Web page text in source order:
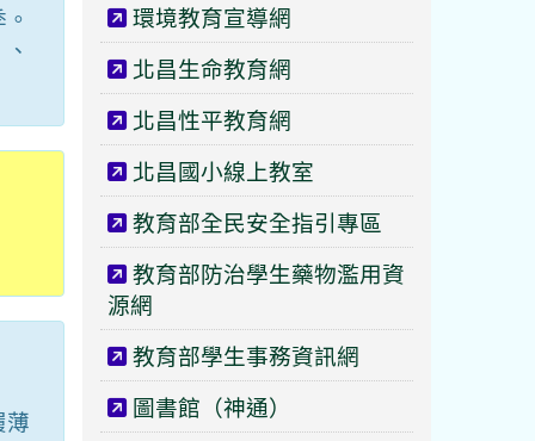
薄
環境教育宣導網
北昌生命教育網
北昌性平教育網
北昌國小線上教室
教育部全民安全指引專區
教育部防治學生藥物濫用資
源網
教育部學生事務資訊網
圖書館（神通）